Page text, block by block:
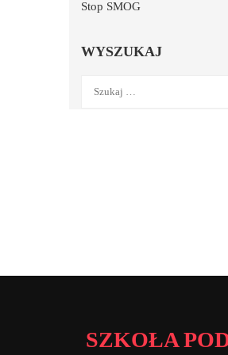
Stop SMOG
WYSZUKAJ
SZKOŁA